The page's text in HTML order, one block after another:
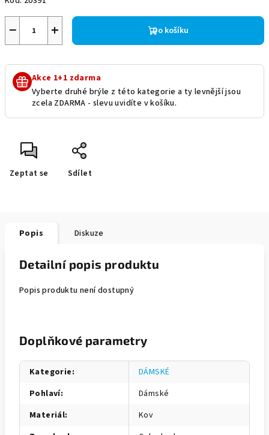
+
− Do košíku
Akce 1+1 zdarma
Vyberte druhé brýle z této kategorie a ty levnější jsou
zcela ZDARMA - slevu uvidíte v košíku.
Zeptat se Sdílet
Popis Diskuze
Detailní popis produktu
Popis produktu není dostupný
Doplňkové parametry
Kategorie:
DÁMSKÉ
Pohlaví:
Dámské
Materiál:
Kov